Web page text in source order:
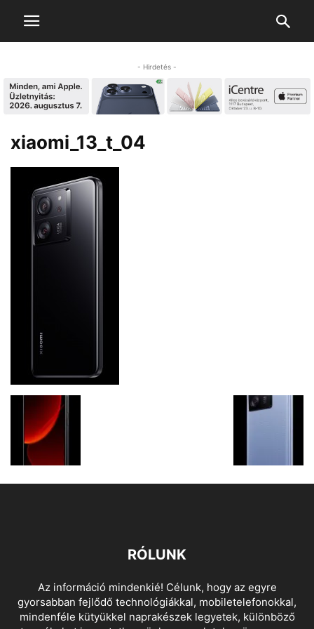
- Hirdetés -
xiaomi_13_t_04
RÓLUNK
Az információ mindenkié! Célunk, hogy az egyre
gyorsabban fejlődő technológiákkal, mobiletelefonokkal,
mindenféle kütyükkel naprakészek legyetek, különböző